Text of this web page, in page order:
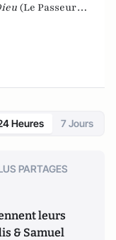
(Le Passeur
Heures 7 Jours
PARTAGES
leurs
& Samuel